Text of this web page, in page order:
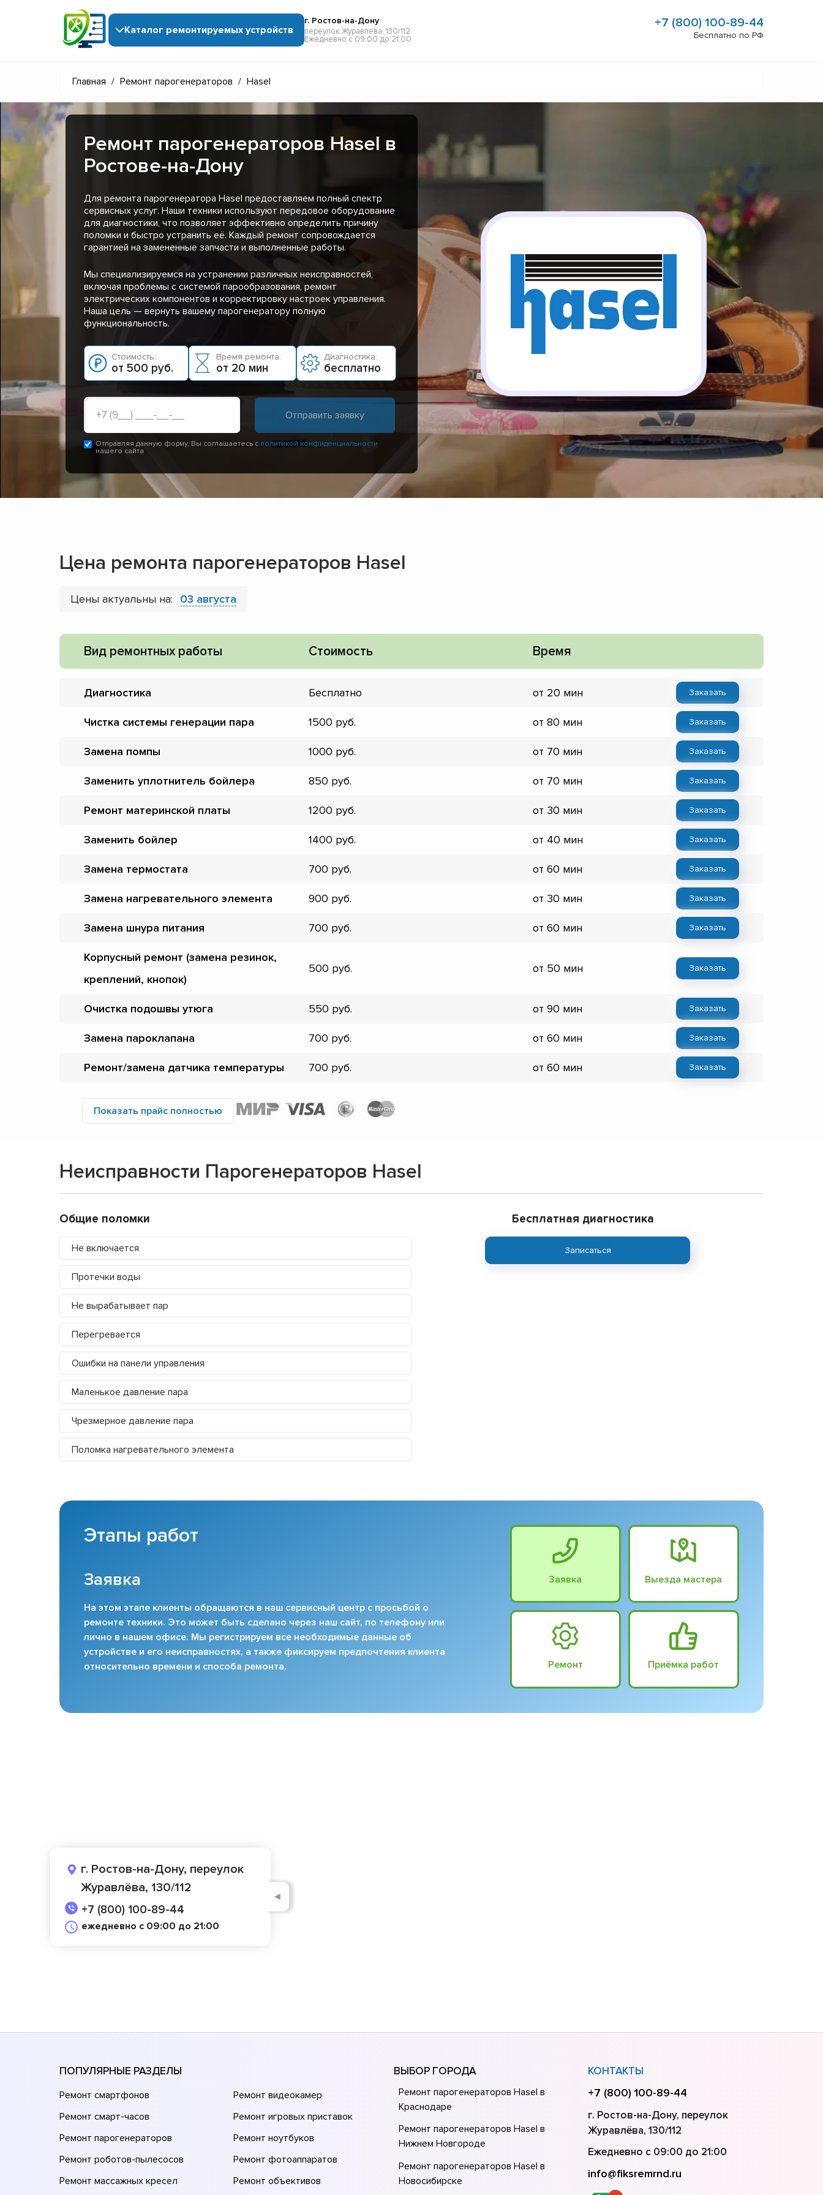
Каталог ремонтируемых устройств
г. Ростов-на-Дону
переулок Журавлёва, 130/112
Ежедневно с 09:00 до 21:00
+7 (800) 100-89-44
Бесплатно по РФ
Главная / Ремонт парогенераторов / Hasel
Ремонт парогенераторов Hasel в
Ростове-на-Дону
Для ремонта парогенератора Hasel предоставляем полный спектр
сервисных услуг. Наши техники используют передовое оборудование
для диагностики, что позволяет эффективно определить причину
поломки и быстро устранить её. Каждый ремонт сопровождается
гарантией на замененные запчасти и выполненные работы.
Мы специализируемся на устранении различных неисправностей,
включая проблемы с системой парообразования, ремонт
электрических компонентов и корректировку настроек управления.
Наша цель — вернуть вашему парогенератору полную
функциональность.
Стоимость:
от 500 руб.
Время ремонта:
от 20 мин
Диагностика:
бесплатно
Отправляя данную форму, Вы соглашаетесь с политикой конфиденциальности
нашего сайта
Цена ремонта парогенераторов Hasel
Цены актуальны на: 03 августа
Вид ремонтных работы Стоимость Время
Диагностика Бесплатно от 20 мин Заказать
Чистка системы генерации пара 1500 от 80 мин Заказать
Замена помпы 1000 от 70 мин Заказать
Заменить уплотнитель бойлера 850 от 70 мин Заказать
Ремонт материнской платы 1200 от 30 мин Заказать
Заменить бойлер 1400 от 40 мин Заказать
Замена термостата 700 от 60 мин Заказать
Замена нагревательного элемента 900 от 30 мин Заказать
Замена шнура питания 700 от 60 мин Заказать
Корпусный ремонт (замена резинок,
креплений, кнопок)
500 от 50 мин Заказать
Очистка подошвы утюга 550 от 90 мин Заказать
Замена пароклапана 700 от 60 мин Заказать
Ремонт/замена датчика температуры 700 от 60 мин Заказать
Показать прайс полностью
Неисправности Парогенераторов Hasel
Общие поломки
Не включается
Протечки воды
Не вырабатывает пар
Перегревается
Ошибки на панели управления
Маленькое давление пара
Чрезмерное давление пара
Поломка нагревательного элемента
Бесплатная диагностика
Записаться
Этапы работ
Заявка
На этом этапе клиенты обращаются в наш сервисный центр с просьбой о
ремонте техники. Это может быть сделано через наш сайт, по телефону или
лично в нашем офисе. Мы регистрируем все необходимые данные об
устройстве и его неисправностях, а также фиксируем предпочтения клиента
относительно времени и способа ремонта.
Заявка Выезда мастера
Ремонт Приёмка работ
г. Ростов-на-Дону, переулок
Журавлёва, 130/112
+7 (800) 100-89-44
ежедневно с 09:00 до 21:00
◄
ПОПУЛЯРНЫЕ РАЗДЕЛЫ
Ремонт смартфонов
Ремонт смарт-часов
Ремонт парогенераторов
Ремонт роботов-пылесосов
Ремонт массажных кресел
Ремонт видеокамер
Ремонт игровых приставок
Ремонт ноутбуков
Ремонт фотоаппаратов
Ремонт объективов
ВЫБОР ГОРОДА
Ремонт парогенераторов Hasel в
Краснодаре
Ремонт парогенераторов Hasel в
Нижнем Новгороде
Ремонт парогенераторов Hasel в
Новосибирске
КОНТАКТЫ
+7 (800) 100-89-44
г. Ростов-на-Дону, переулок
Журавлёва, 130/112
Ежедневно с 09:00 до 21:00
info@fiksremrnd.ru